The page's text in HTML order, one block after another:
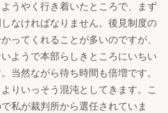
うやく行き着いたところで、まず
なければなりません。後見制度の
ってくれることが多いのですが、
ようで本部らしきところにいちい
当然ながら待ち時間も倍増です。
りいっそう混沌としてきます。こ
私が裁判所から選任されていま